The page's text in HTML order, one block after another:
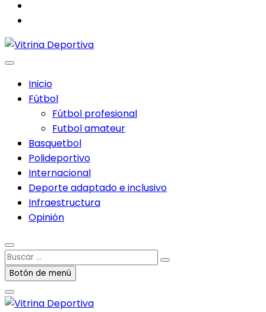
Inicio
Fútbol
Fútbol profesional
Futbol amateur
Basquetbol
Polideportivo
Internacional
Deporte adaptado e inclusivo
Infraestructura
Opinión
Buscar
…Botón de menú